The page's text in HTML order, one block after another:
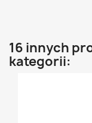
16 innych
kategorii: